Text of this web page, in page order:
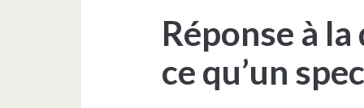
Réponse à
ce qu’un